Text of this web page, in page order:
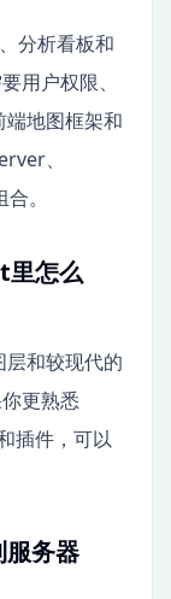
分析看板和
用户权限、
地图框架和
、
。
怎么
和较现代的
更熟悉
插件，可以
务器